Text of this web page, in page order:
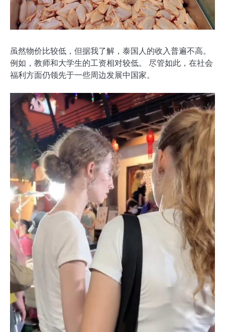
虽然物价比较低，但据我了解，泰国人的收入普遍不高。
例如，教师和大学生的工资相对较低。 尽管如此，在社会
福利方面仍领先于一些周边发展中国家。